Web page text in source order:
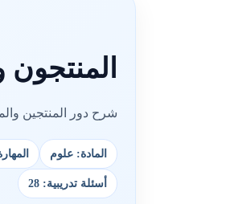
شرح دور المنتجين
المادة: علوم
أسئلة تدريبية: 28